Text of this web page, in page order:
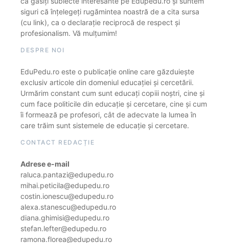
siguri că înțelegeți rugămintea noastră de a cita sursa
(cu link), ca o declarație reciprocă de respect și
profesionalism. Vă mulțumim!
DESPRE NOI
EduPedu.ro este o publicație online care găzduiește
exclusiv articole din domeniul educației și cercetării.
Urmărim constant cum sunt educați copiii noștri, cine și
cum face politicile din educație și cercetare, cine și cum
îi formează pe profesori, cât de adecvate la lumea în
care trăim sunt sistemele de educație și cercetare.
CONTACT REDACȚIE
Adrese e-mail
raluca.pantazi@edupedu.ro
mihai.peticila@edupedu.ro
costin.ionescu@edupedu.ro
alexa.stanescu@edupedu.ro
diana.ghimisi@edupedu.ro
stefan.lefter@edupedu.ro
ramona.florea@edupedu.ro